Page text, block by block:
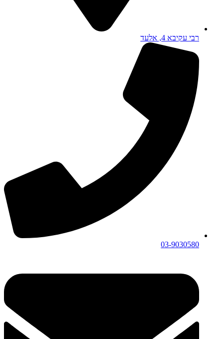
רבי עקיבא 4, אלעד
03-9030580